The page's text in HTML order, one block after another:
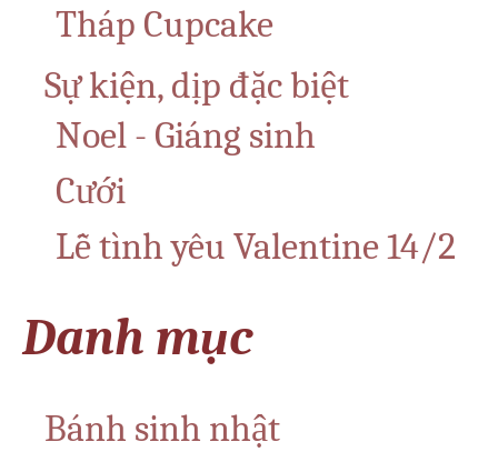
Tháp Cupcake
Sự kiện, dịp đặc biệt
Noel - Giáng sinh
Cưới
Lễ tình yêu Valentine 14/2
Danh mục
Bánh sinh nhật